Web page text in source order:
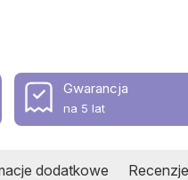
Gwarancja
na 5 lat
dodatkowe Recenzje